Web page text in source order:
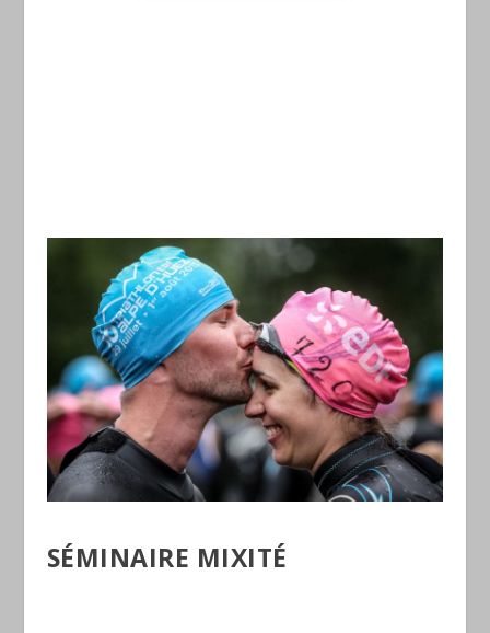
SÉMINAIRE MIXITÉ